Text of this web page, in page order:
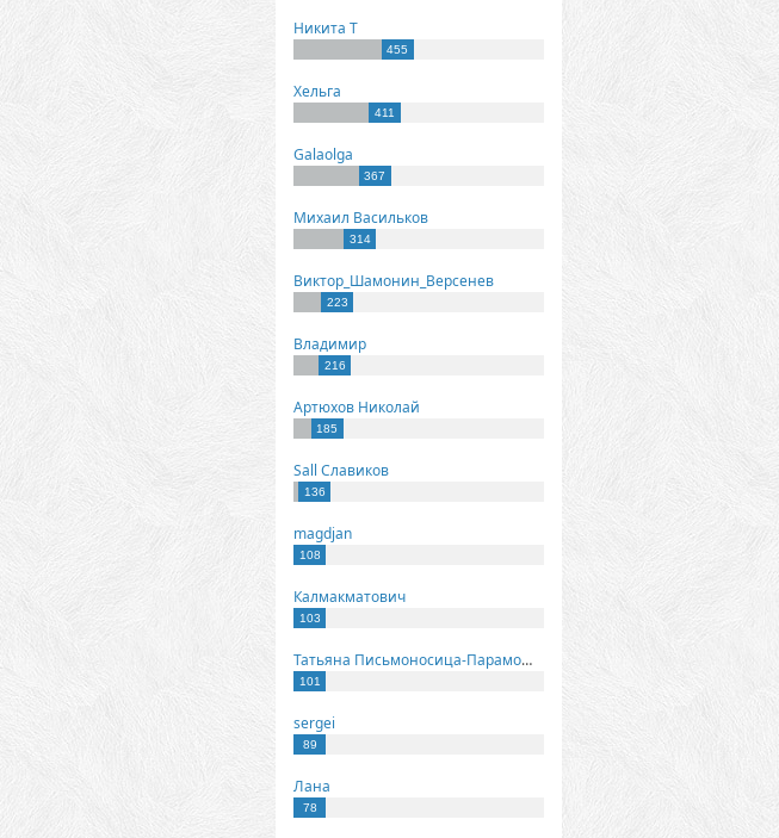
Никита Т
455
Хельга
411
Galaolga
367
Михаил Васильков
314
Виктор_Шамонин_Версенев
223
Владимир
216
Артюхов Николай
185
Sall Славиков
136
magdjan
108
Калмакматович
103
Татьяна Письмоносица-Парамонова
101
sergei
89
Лана
78